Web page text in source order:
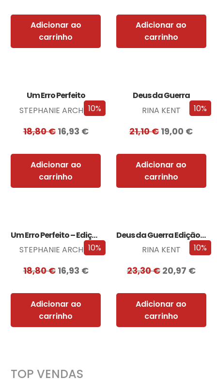
Adicionar ao
carrinho
Adicionar ao
carrinho
10%
Um Erro Perfeito
STEPHANIE ARCHER
18,80€ 16,93 €
Adicionar ao
carrinho
10%
Deus da Guerra
RINA KENT
21,10€19,00 €
Adicionar ao
carrinho
10%
Um Erro Perfeito – Edição com EDGES
STEPHANIE ARCHER
18,80€ 16,93 €
Adicionar ao
carrinho
10%
Deus da Guerra Edição com EDGES
RINA KENT
23,30€ 20,97 €
Adicionar ao
carrinho
TOP VENDAS